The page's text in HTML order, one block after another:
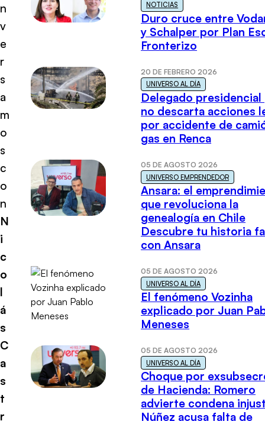
n
v
e
r
s
a
m
o
s
c
o
n
N
i
c
o
l
á
s
C
a
s
t
r
NOTICIAS
Duro cruce entre
y Schalper por Plan
Fronterizo
20 DE FEBRERO 2026
UNIVERSO AL DÍA
Delegado presidencial
no descarta acciones
por accidente de
gas en Renca
05 DE AGOSTO 2026
UNIVERSO EMPRENDEDOR
Ansara: el
que revoluciona la
genealogía en Chile
Descubre tu historia
con Ansara
05 DE AGOSTO 2026
UNIVERSO AL DÍA
El fenómeno Vozinha
explicado por Juan
Meneses
05 DE AGOSTO 2026
UNIVERSO AL DÍA
Choque por
de Hacienda: Romero
advierte condena
Núñez acusa falta de